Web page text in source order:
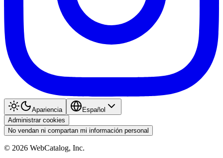
Apariencia
Español
Administrar cookies
No vendan ni compartan mi información personal
© 2026 WebCatalog, Inc.